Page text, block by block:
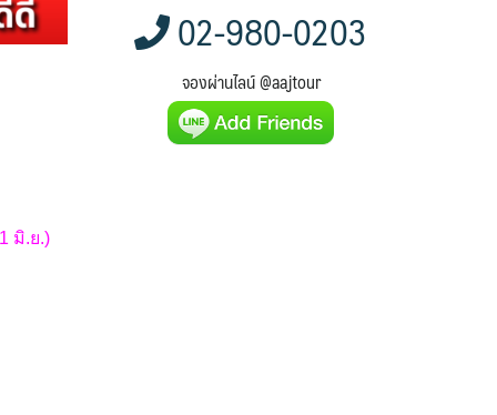
มิ.ย.)
02-980-0203
จองผ่านไลน์ @aajtour